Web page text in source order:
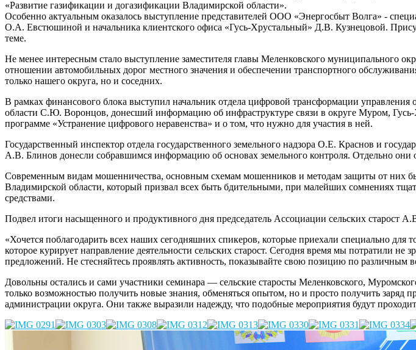
«Развитие газификации и догазификации Владимирской области».
Особенно актуальным оказалось выступление представителей ООО «Энергосбыт Волга» -
О.А. Евстюшиной и начальника клиентского офиса «Гусь-Хрустальный» Д.В. Кузнецовой.
теме.
Не менее интересным стало выступление заместителя главы Меленковского муниципального
отношении автомобильных дорог местного значения и обеспечении транспортного
только нашего округа, но и соседних.
В рамках финансового блока выступил начальник отдела цифровой трансформации
области С.Ю. Воронцов, донесший информацию об инфраструктуре связи в округе Муром,
программе «Устранение цифрового неравенства» и о том, что нужно для участия в ней.
Государственный инспектор отдела государственного земельного надзора О.Е. Краснов и
А.В. Блинов донесли собравшимся информацию об основах земельного контроля. Отдельно
Современным видам мошенничества, основным схемам мошенников и методам защиты от них
Владимирской области, который призвал всех быть бдительными, при малейших сомнениях
средствами.
Подвел итоги насыщенного и продуктивного дня председатель Ассоциации сельских старост
«Хочется поблагодарить всех наших сегодняшних спикеров, которые приехали специально
которое курирует направление деятельности сельских старост. Сегодня время мы потратили
предложений. Не стесняйтесь проявлять активность, показывайте свою позицию по
Довольны остались и сами участники семинара — сельские старосты Меленковского,
только возможностью получить новые знания, обменяться опытом, но и просто получить заряд
администрации округа. Они также выразили надежду, что подобные мероприятия будут